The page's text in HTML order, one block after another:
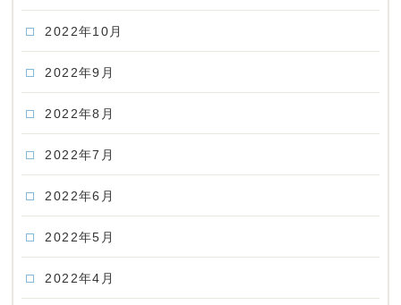
2022年10月
2022年9月
2022年8月
2022年7月
2022年6月
2022年5月
2022年4月